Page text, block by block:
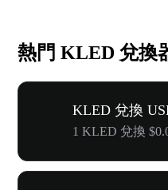
熱門 KLED 兌換
KLED 兌換
1 KLED 兌換